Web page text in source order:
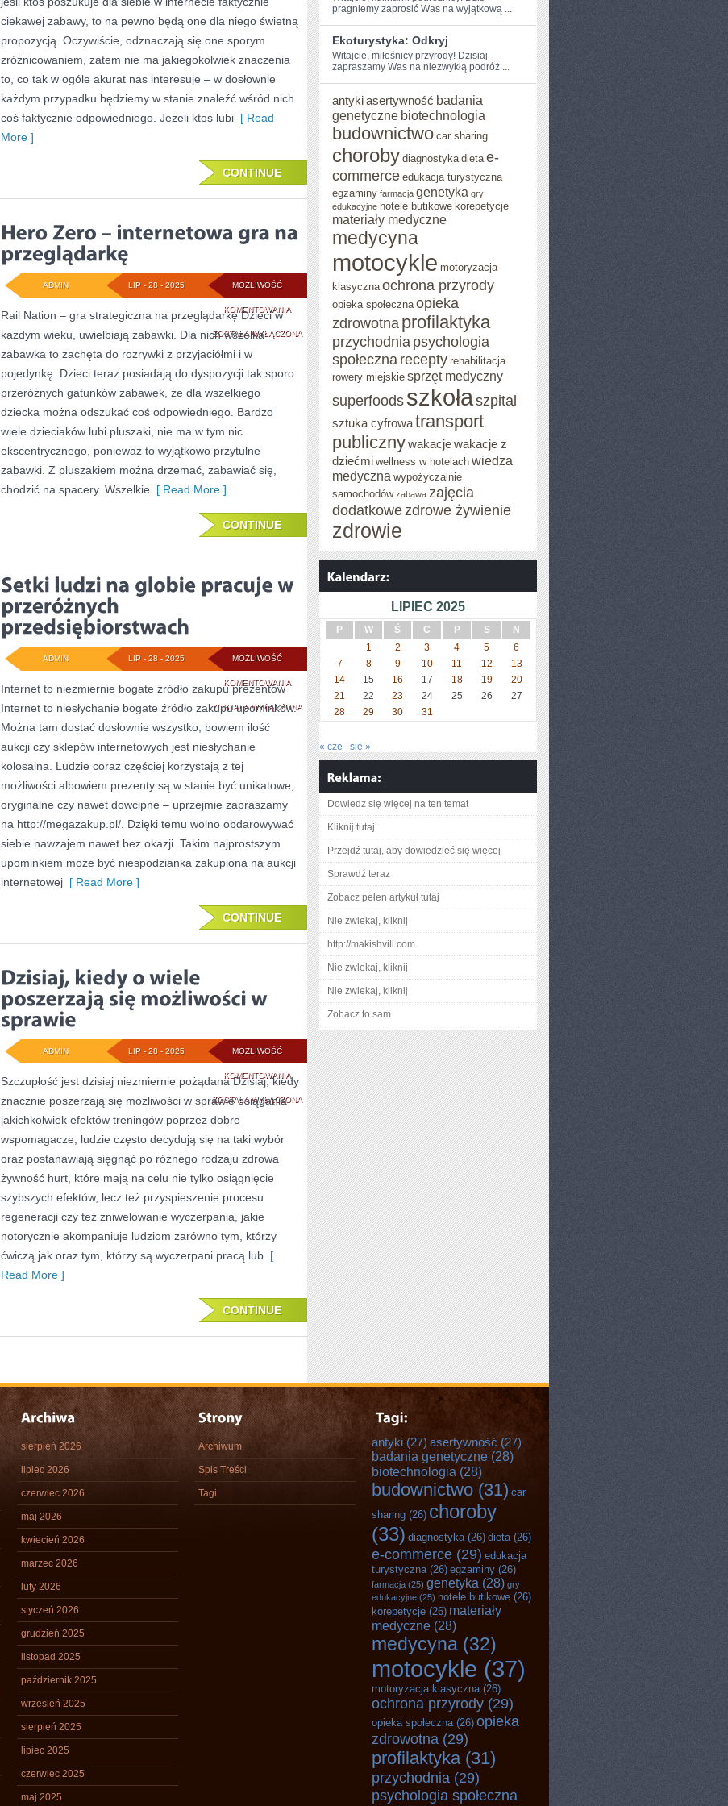
ROZRYWKI?
CZEKAJĄ
CIEBIE
PLEMIONA!
ciekawej zabawy, to na pewno będą one dla niego świetną
propozycją. Oczywiście, odznaczają się one sporym
zróżnicowaniem, zatem nie ma jakiegokolwiek znaczenia
to, co tak w ogóle akurat nas interesuje – w dosłownie
każdym przypadku będziemy w stanie znaleźć wśród nich
coś faktycznie odpowiedniego. Jeżeli ktoś lubi [ Read
More ]
CONTINUE
MOŻLIWOŚĆ
KOMENTOWANIAHERO
ZERO
INTERNETOWA
GRA
PRZEGLĄDARKĘ
ZOSTAŁA WYŁĄCZONA
LIP - 28 - 2025
ADMIN
Rail Nation – gra strategiczna na przeglądarkę Dzieci w
każdym wieku, uwielbiają zabawki. Dla nich wszelka
zabawka to zachęta do rozrywki z przyjaciółmi i w
pojedynkę. Dzieci teraz posiadają do dyspozycji tak sporo
przeróżnych gatunków zabawek, że dla wszelkiego
dziecka można odszukać coś odpowiedniego. Bardzo
wiele dzieciaków lubi pluszaki, nie ma w tym nic
ekscentrycznego, ponieważ to wyjątkowo przytulne
zabawki. Z pluszakiem można drzemać, zabawiać się,
chodzić na spacery. Wszelkie [ Read More ]
CONTINUE
MOŻLIWOŚĆ
KOMENTOWANIASETKI
LUDZI
GLOBIE
PRACUJE
PRZERÓŻNYCH
PRZEDSIĘBIORSTWACH
ZOSTAŁA WYŁĄCZONA
LIP - 28 - 2025
ADMIN
Internet to niezmiernie bogate źródło zakupu prezentów
Internet to niesłychanie bogate źródło zakupu upominków.
Można tam dostać dosłownie wszystko, bowiem ilość
aukcji czy sklepów internetowych jest niesłychanie
kolosalna. Ludzie coraz częściej korzystają z tej
możliwości albowiem prezenty są w stanie być unikatowe,
oryginalne czy nawet dowcipne – uprzejmie zapraszamy
na http://megazakup.pl/. Dzięki temu wolno obdarowywać
siebie nawzajem nawet bez okazji. Takim najprostszym
upominkiem może być niespodzianka zakupiona na aukcji
internetowej [ Read More ]
CONTINUE
MOŻLIWOŚĆ
KOMENTOWANIADZISIAJ,
KIEDY
WIELE
POSZERZAJĄ
MOŻLIWOŚCI
SPRAWIE
ZOSTAŁA WYŁĄCZONA
LIP - 28 - 2025
ADMIN
Szczupłość jest dzisiaj niezmiernie pożądana Dzisiaj, kiedy
znacznie poszerzają się możliwości w sprawie osiągania
jakichkolwiek efektów treningów poprzez dobre
wspomagacze, ludzie często decydują się na taki wybór
oraz postanawiają sięgnąć po różnego rodzaju zdrowa
żywność hurt, które mają na celu nie tylko osiągnięcie
szybszych efektów, lecz też przyspieszenie procesu
regeneracji czy też zniwelowanie wyczerpania, jakie
notorycznie akompaniuje ludziom zarówno tym, którzy
ćwiczą jak oraz tym, którzy są wyczerpani pracą lub [
Read More ]
CONTINUE
pragniemy zaprosić Was​ na wyjątkową ...
Ekoturystyka: Odkryj
Witajcie, miłośnicy przyrody! ⁢Dzisiaj
zapraszamy Was na niezwykłą‌ podróż ...
antykiasertywność badania
genetyczne biotechnologia
budownictwo car sharing
choroby diagnostyka dieta e-
commerce edukacja turystyczna
egzaminy farmacja genetyka gry
edukacyjne hotele butikowe korepetycje
materiały medyczne
medycyna
motocykle motoryzacja
klasyczna ochrona przyrody
opieka społeczna opieka
zdrowotna profilaktyka
przychodnia psychologia
społeczna recepty rehabilitacja
rowery miejskie sprzęt medyczny
superfoodsszkołaszpital
sztuka cyfrowatransport
publicznywakacjewakacje z
dziećmi wellness w hotelach wiedza
medyczna wypożyczalnie
samochodów zabawa zajęcia
dodatkowezdrowe żywienie
zdrowie
LIPIEC 2025
P W Ś C P S
N
1
2 3 4 5
6
7
8 9 10 11 12
13
14
15 16 17 18 19
20
21
22 23 24 25 26
27
28
29 30 31
« cze sie »
Dowiedz się więcej na ten temat
Kliknij tutaj
Przejdź tutaj, aby dowiedzieć się więcej
Sprawdź teraz
Zobacz pełen artykuł tutaj
Nie zwlekaj, kliknij
http://makishvili.com
Nie zwlekaj, kliknij
Nie zwlekaj, kliknij
Zobacz to sam
sierpień 2026
lipiec 2026
czerwiec 2026
maj 2026
kwiecień 2026
marzec 2026
luty 2026
styczeń 2026
grudzień 2025
listopad 2025
październik 2025
wrzesień 2025
sierpień 2025
lipiec 2025
czerwiec 2025
maj 2025
Archiwum
Spis Treści
Tagi
antyki (27) asertywność (27)
badania genetyczne (28)
biotechnologia (28)
budownictwo (31) car
sharing (26) choroby
(33) diagnostyka(26) dieta(26)
e-commerce (29) edukacja
turystyczna(26) egzaminy (26)
farmacja (25) genetyka (28) gry
edukacyjne (25) hotele butikowe (26)
korepetycje (26) materiały
medyczne (28)
medycyna (32)
motocykle (37)
motoryzacja klasyczna(26)
ochrona przyrody (29)
opieka społeczna(26) opieka
zdrowotna (29)
profilaktyka(31)
przychodnia (29)
psychologia społeczna